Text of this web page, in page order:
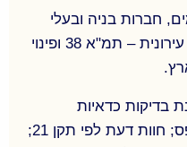
חברות בניה ובעלי
דירות בפרויקטים להתחדשות עירונית – תמ"א 38 ופינוי
בדיקות כדאיות
כלכלית לפרויקטים; דו"חות אפס; חוות דעת לפי תקן 21;